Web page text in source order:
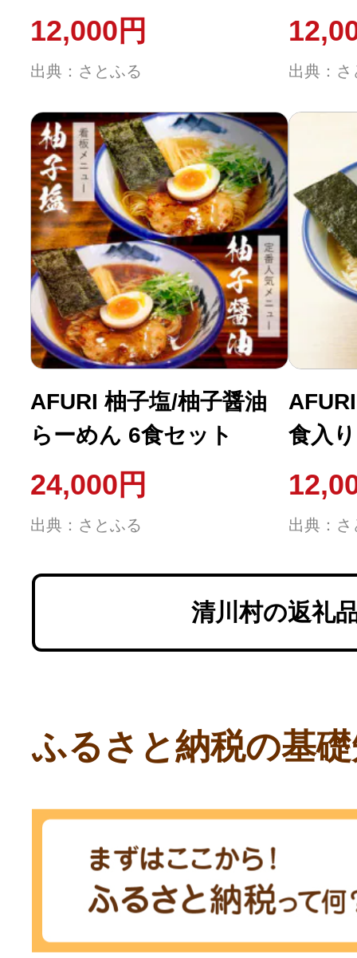
自治体直営サイト特集
はじめるバイブルとは
よくあるご質問
問い合わせ
12,000円
出典：さとふる 出典：さ
AFURI 柚子塩/柚子醤油
らーめん 6食セット
24,000円
出典：さとふる
食入り
出典：さ
清川村の返礼
ふるさと納税の基